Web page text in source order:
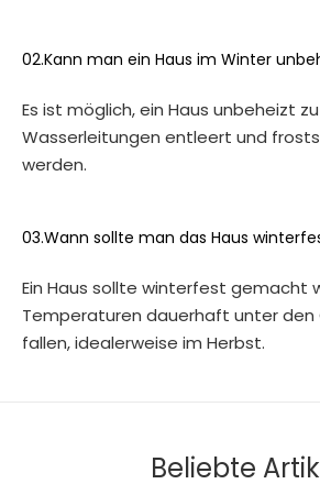
02.Kann man ein Haus im Winter
Es ist möglich, ein Haus unbeheizt
Wasserleitungen entleert und
werden.
03.Wann sollte man das Haus
Ein Haus sollte winterfest gemacht
Temperaturen dauerhaft unter den
fallen, idealerweise im Herbst.
Beliebte